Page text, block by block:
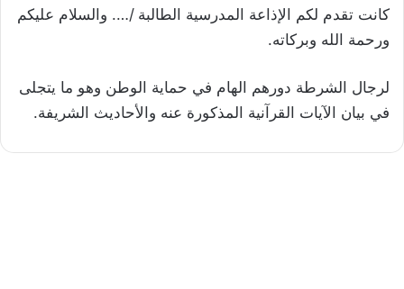
كانت تقدم لكم الإذاعة المدرسية الطالبة /…. والسلام عليكم
ورحمة الله وبركاته.
لرجال الشرطة دورهم الهام في حماية الوطن وهو ما يتجلى
في بيان الآيات القرآنية المذكورة عنه والأحاديث الشريفة.